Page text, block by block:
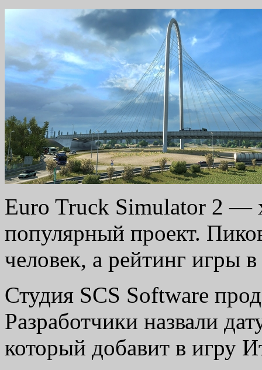
Euro Truck Simulator 2 —
популярный проект.
человек, а рейтинг игры
Студия SCS Software
Разработчики назвали
который добавит в игру